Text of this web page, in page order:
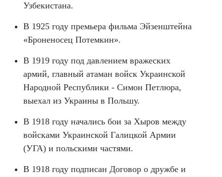
Узбекистана.
В 1925 году премьера фильма Эйзенштейна
«Броненосец Потемкин».
В 1919 году под давлением вражеских
армий, главный атаман войск Украинской
Народной Республики - Симон Петлюра,
выехал из Украины в Польшу.
В 1918 году начались бои за Хыров между
войсками Украинской Галицкой Армии
(УГА) и польскими частями.
В 1918 году подписан Договор о дружбе и